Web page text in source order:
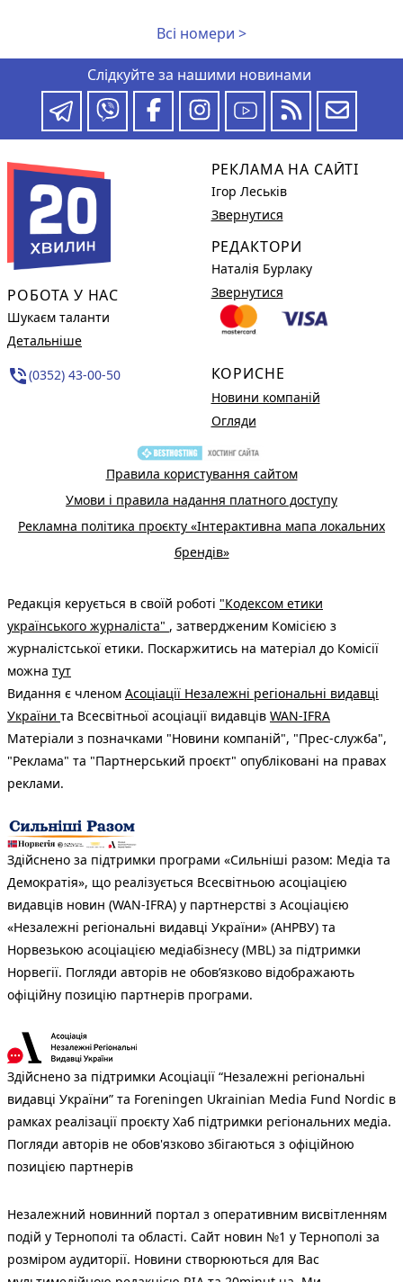
Всі номери >
Слідкуйте за нашими новинами
РОБОТА У НАС
Шукаєм таланти
Детальніше
phone_in_talk(0352) 43-00-50
РЕКЛАМА НА САЙТІ
Ігор Леськів
Звернутися
РЕДАКТОРИ
Наталія Бурлаку
Звернутися
КОРИСНЕ
Новини компаній
Огляди
Правила користування сайтом
Умови і правила надання платного доступу
Рекламна політика проєкту «Інтерактивна мапа локальних
брендів»
Редакція керується в своїй роботі "Кодексом етики
українського журналіста" , затвердженим Комісією з
журналістської етики. Поскаржитись на матеріал до Комісії
можна тут
Видання є членом Асоціації Незалежні регіональні видавці
України та Всесвітньої асоціації видавців WAN-IFRA
Матеріали з позначками "Новини компаній", "Прес-служба",
"Реклама" та "Партнерський проєкт" опубліковані на правах
реклами.
Здійснено за підтримки програми «Сильніші разом: Медіа та
Демократія», що реалізується Всесвітньою асоціацією
видавців новин (WAN-IFRA) у партнерстві з Асоціацією
«Незалежні регіональні видавці України» (АНРВУ) та
Норвезькою асоціацією медіабізнесу (MBL) за підтримки
Норвегії. Погляди авторів не обов’язково відображають
офіційну позицію партнерів програми.
Здійснено за підтримки Асоціації “Незалежні регіональні
видавці України” та Foreningen Ukrainian Media Fund Nordic в
рамках реалізації проєкту Хаб підтримки регіональних медіа.
Погляди авторів не обов'язково збігаються з офіційною
позицією партнерів
Незалежний новинний портал з оперативним висвітленням
подій у Тернополі та області. Сайт новин №1 у Тернополі за
розміром аудиторії. Новини створюються для Вас